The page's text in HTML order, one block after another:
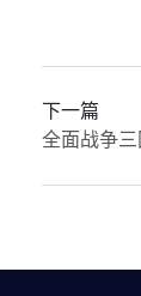
下一篇
全面战争